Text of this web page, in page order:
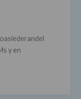
y en